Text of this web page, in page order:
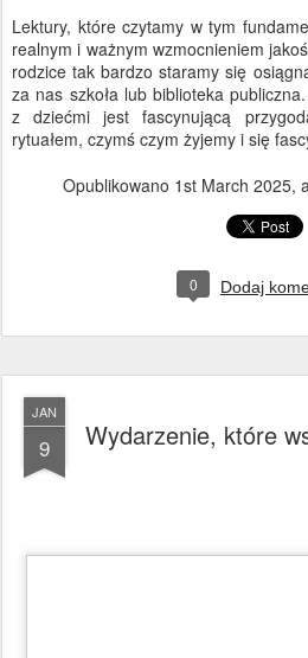
Lektury, które czytamy w tym
realnym i ważnym wzmocnieniem
rodzice tak bardzo staramy się
za nas szkoła lub biblioteka
z dziećmi jest fascynującą
rytuałem, czymś czym żyjemy i się
Opublikowano 1st March 2025,
0 Dodaj
JAN
9 Wydarzenie, które